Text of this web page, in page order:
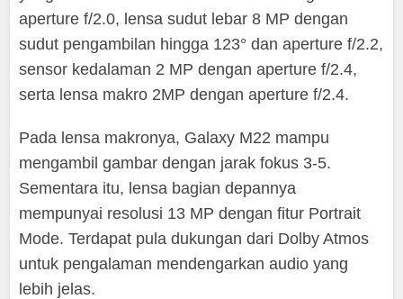
aperture f/2.0, lensa sudut lebar 8 MP dengan
sudut pengambilan hingga 123° dan aperture f/2.2,
sensor kedalaman 2 MP dengan aperture f/2.4,
serta lensa makro 2MP dengan aperture f/2.4.
Pada lensa makronya, Galaxy M22 mampu
mengambil gambar dengan jarak fokus 3-5.
Sementara itu, lensa bagian depannya
mempunyai resolusi 13 MP dengan fitur Portrait
Mode. Terdapat pula dukungan dari Dolby Atmos
untuk pengalaman mendengarkan audio yang
lebih jelas.